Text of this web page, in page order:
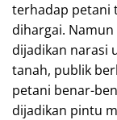
terhadap petani
dihargai.
dijadikan narasi
tanah, publik
petani benar-
dijadikan pintu